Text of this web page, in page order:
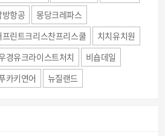
항공
몽당크레파스
프린트크리스찬프리스쿨
치치유치원
경유크라이스트처치
비숍데일
카키연어 뉴질랜드